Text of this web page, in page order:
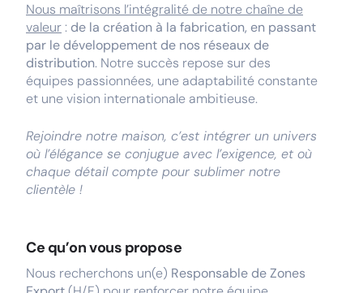
Nous maîtrisons l’intégralité de notre chaîne de
valeur: de la création à la fabrication, en passant
par le développement de nos réseaux de
distribution. Notre succès repose sur des
équipes passionnées, une adaptabilité constante
et une vision internationale ambitieuse.
Rejoindre notre maison, c’est intégrer un univers
où l’élégance se conjugue avec l’exigence, et où
chaque détail compte pour sublimer notre
clientèle !
Ce qu’on vous propose
Nous recherchons un(e) Responsable de Zones